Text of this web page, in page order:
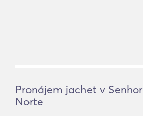
Pronájem jachet v
Norte